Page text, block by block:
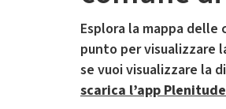
Esplora la mappa
punto per visualizzare
se vuoi visualizzare la
scarica l’app